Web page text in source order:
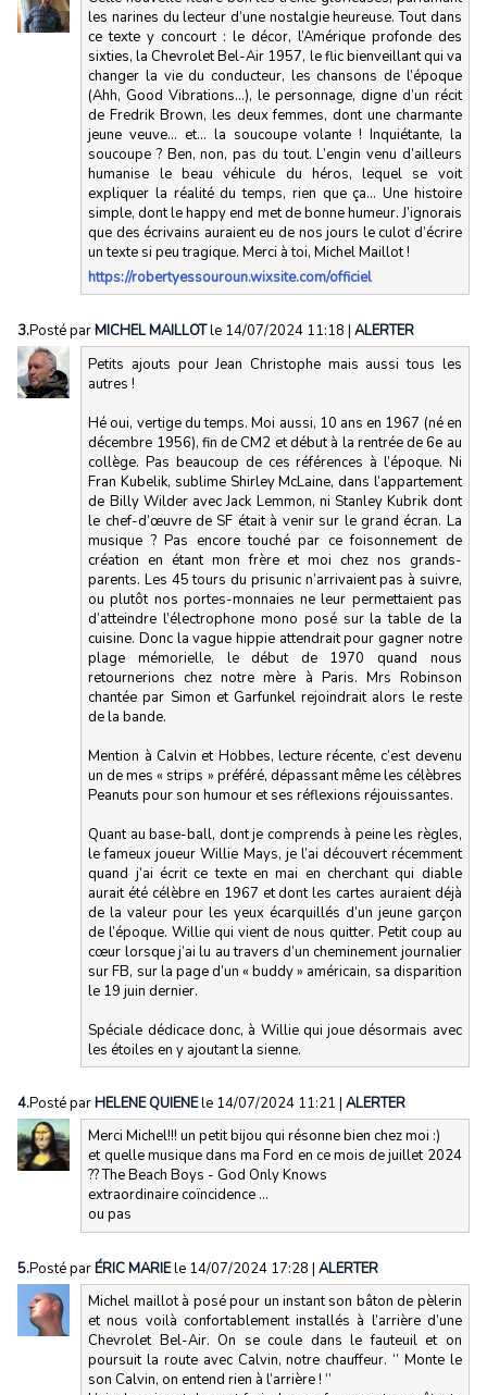
les narines du lecteur d’une nostalgie heureuse. Tout dans
ce texte y concourt : le décor, l’Amérique profonde des
sixties, la Chevrolet Bel-Air 1957, le flic bienveillant qui va
changer la vie du conducteur, les chansons de l’époque
(Ahh, Good Vibrations…), le personnage, digne d’un récit
de Fredrik Brown, les deux femmes, dont une charmante
jeune veuve… et… la soucoupe volante ! Inquiétante, la
soucoupe ? Ben, non, pas du tout. L’engin venu d’ailleurs
humanise le beau véhicule du héros, lequel se voit
expliquer la réalité du temps, rien que ça… Une histoire
simple, dont le happy end met de bonne humeur. J’ignorais
que des écrivains auraient eu de nos jours le culot d’écrire
un texte si peu tragique. Merci à toi, Michel Maillot !
https://robertyessouroun.wixsite.com/officiel
3.Posté parMICHEL MAILLOTle 14/07/2024 11:18 | ALERTER
Petits ajouts pour Jean Christophe mais aussi tous les
autres !
Hé oui, vertige du temps. Moi aussi, 10 ans en 1967 (né en
décembre 1956), fin de CM2 et début à la rentrée de 6e au
collège. Pas beaucoup de ces références à l’époque. Ni
Fran Kubelik, sublime Shirley McLaine, dans l’appartement
de Billy Wilder avec Jack Lemmon, ni Stanley Kubrik dont
le chef-d’œuvre de SF était à venir sur le grand écran. La
musique ? Pas encore touché par ce foisonnement de
création en étant mon frère et moi chez nos grands-
parents. Les 45 tours du prisunic n’arrivaient pas à suivre,
ou plutôt nos portes-monnaies ne leur permettaient pas
d’atteindre l’électrophone mono posé sur la table de la
cuisine. Donc la vague hippie attendrait pour gagner notre
plage mémorielle, le début de 1970 quand nous
retournerions chez notre mère à Paris. Mrs Robinson
chantée par Simon et Garfunkel rejoindrait alors le reste
de la bande.
Mention à Calvin et Hobbes, lecture récente, c’est devenu
un de mes « strips » préféré, dépassant même les célèbres
Peanuts pour son humour et ses réflexions réjouissantes.
Quant au base-ball, dont je comprends à peine les règles,
le fameux joueur Willie Mays, je l’ai découvert récemment
quand j’ai écrit ce texte en mai en cherchant qui diable
aurait été célèbre en 1967 et dont les cartes auraient déjà
de la valeur pour les yeux écarquillés d’un jeune garçon
de l’époque. Willie qui vient de nous quitter. Petit coup au
cœur lorsque j’ai lu au travers d’un cheminement journalier
sur FB, sur la page d’un « buddy » américain, sa disparition
le 19 juin dernier.
Spéciale dédicace donc, à Willie qui joue désormais avec
les étoiles en y ajoutant la sienne.
4.Posté parHELENE QUIENEle 14/07/2024 11:21 | ALERTER
Merci Michel!!! un petit bijou qui résonne bien chez moi :)
et quelle musique dans ma Ford en ce mois de juillet 2024
?? The Beach Boys - God Only Knows
extraordinaire coïncidence ...
ou pas
5.Posté parÉRIC MARIEle 14/07/2024 17:28 | ALERTER
Michel maillot à posé pour un instant son bâton de pèlerin
et nous voilà confortablement installés à l’arrière d’une
Chevrolet Bel-Air. On se coule dans le fauteuil et on
poursuit la route avec Calvin, notre chauffeur. ‘’ Monte le
son Calvin, on entend rien à l’arrière ! ‘’